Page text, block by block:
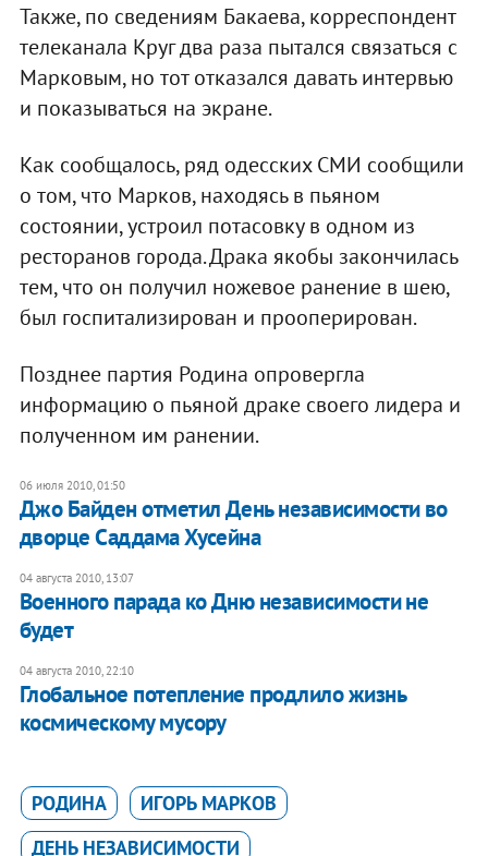
Также, по сведениям Бакаева, корреспондент
телеканала Круг два раза пытался связаться с
Марковым, но тот отказался давать интервью
и показываться на экране.
Как сообщалось, ряд одесских СМИ сообщили
о том, что Марков, находясь в пьяном
состоянии, устроил потасовку в одном из
ресторанов города. Драка якобы закончилась
тем, что он получил ножевое ранение в шею,
был госпитализирован и прооперирован.
Позднее партия Родина опровергла
информацию о пьяной драке своего лидера и
полученном им ранении.
06 июля 2010, 01:50
Джо Байден отметил День независимости во
дворце Саддама Хусейна
04 августа 2010, 13:07
Военного парада ко Дню независимости не
будет
04 августа 2010, 22:10
Глобальное потепление продлило жизнь
космическому мусору
РОДИНА
ИГОРЬ МАРКОВ
ДЕНЬ НЕЗАВИСИМОСТИ